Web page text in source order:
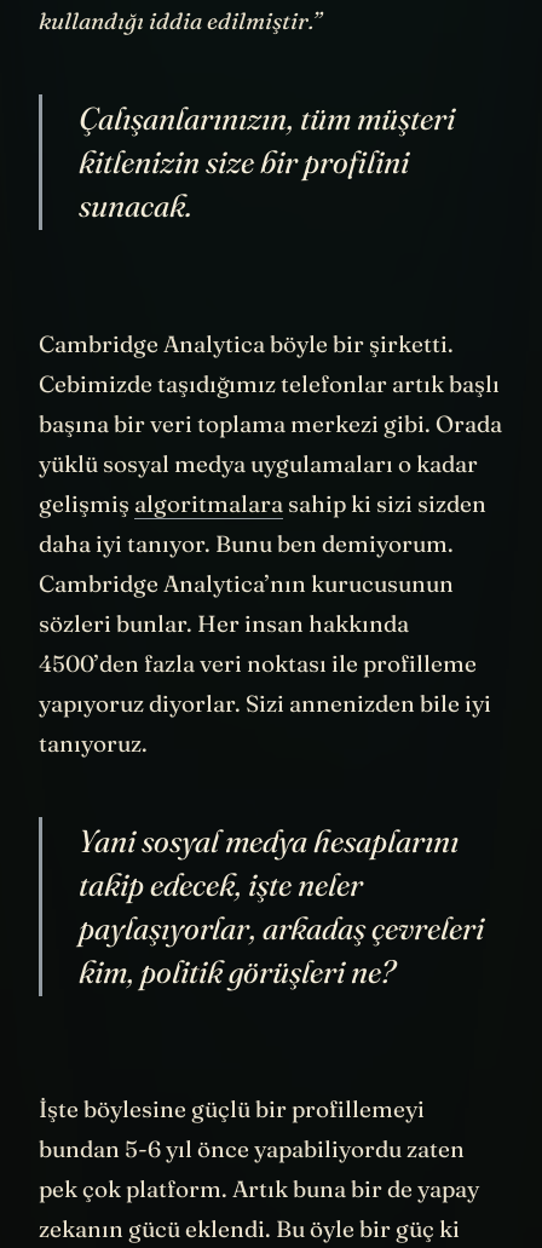
kampanyalarda kullanmak üzere kötüye
Çalışanlarınızın, tüm müşteri
kitlenizin size bir profilini
Cambridge Analytica böyle bir şirketti.
Cebimizde taşıdığımız telefonlar artık başlı
başına bir veri toplama merkezi gibi. Orada
yüklü sosyal medya uygulamaları o kadar
gelişmişalgoritmalarasahip ki sizi sizden
daha iyi tanıyor. Bunu ben demiyorum.
Cambridge Analytica’nın kurucusunun
sözleri bunlar. Her insan hakkında
4500’den fazla veri noktası ile profilleme
yapıyoruz diyorlar. Sizi annenizden bile iyi
Yani sosyal medya hesaplarını
takip edecek, işte neler
paylaşıyorlar, arkadaş çevreleri
İşte böylesine güçlü bir profillemeyi
bundan 5-6 yıl önce yapabiliyordu zaten
pek çok platform. Artık buna bir de yapay